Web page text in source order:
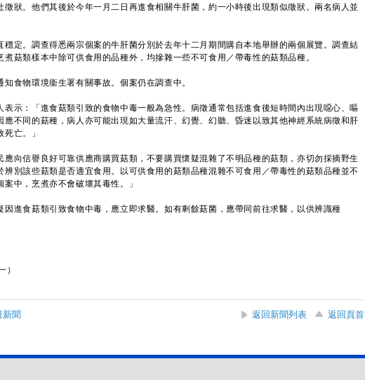
徵狀。他們其後於今年一月二日再進食相關牛肝菌，約一小時後出現類似徵狀。兩名病人並
。調查得悉兩宗個案的牛肝菌分別於去年十二月期間購自本地舉辦的兩個展覽。調查結
煮菇類樣本中除可供食用的品種外，均摻雜一些不可食用／帶毒性的菇類品種。
食物環境衞生署有關事故。個案仍在調查中。
：「進食菇類引致的食物中毒一般為急性。病徵通常包括進食後短時間內出現噁心、嘔
應不同的菇種，病人亦可能出現如大量流汗、幻覺、幻聽、昏迷以致其他神經系統病徵和肝
亡。」
信譽良好可靠供應商購買菇類，不要購買懷疑混雜了不明品種的菇類，亦切勿採摘野生
辨別該些菇類是否適宜食用。以可供食用的菇類品種混雜不可食用／帶毒性的菇類品種並不
中，烹煮亦不會破壞其毒性。」
進食菇類引致食物中毒，應立即求醫。如有剩餘菇菌，應帶同前往求醫，以供辨識種
）
新聞 返回新聞列表
返回頁首